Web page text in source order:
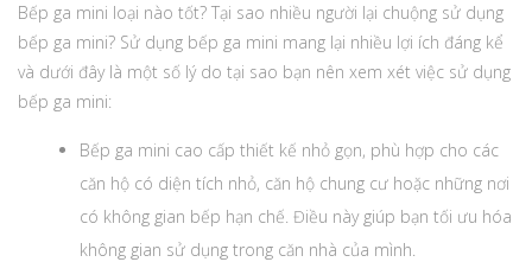
Bếp ga mini loại nào tốt? Tại sao nhiều người lại chuộng sử dụng
bếp ga mini? Sử dụng bếp ga mini mang lại nhiều lợi ích đáng kể
và dưới đây là một số lý do tại sao bạn nên xem xét việc sử dụng
bếp ga mini:
Bếp ga mini cao cấp thiết kế nhỏ gọn, phù hợp cho các
căn hộ có diện tích nhỏ, căn hộ chung cư hoặc những nơi
có không gian bếp hạn chế. Điều này giúp bạn tối ưu hóa
không gian sử dụng trong căn nhà của mình.